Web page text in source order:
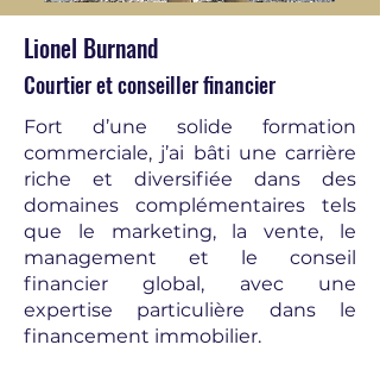
Lionel Burnand
Courtier et conseiller financier
Fort d’une solide formation
commerciale, j’ai bâti une carrière
riche et diversifiée dans des
domaines complémentaires tels
que le marketing, la vente, le
management et le conseil
financier global, avec une
expertise particulière dans le
financement immobilier.